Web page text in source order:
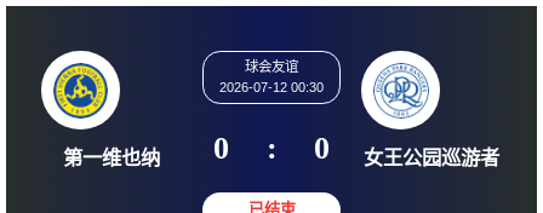
球会友谊
2026-07-12 00:30